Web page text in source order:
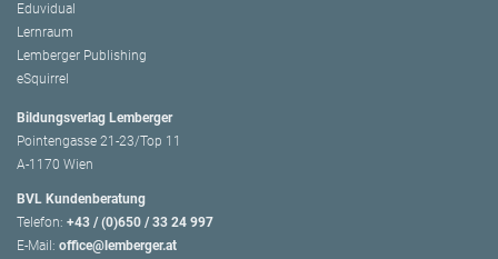
Eduvidual
Lernraum
Lemberger Publishing
eSquirrel
Bildungsverlag Lemberger
Pointengasse 21-23/Top 11
A-1170 Wien
BVL Kundenberatung
Telefon: +43 / (0)650 / 33 24 997
E-Mail: office@lemberger.at